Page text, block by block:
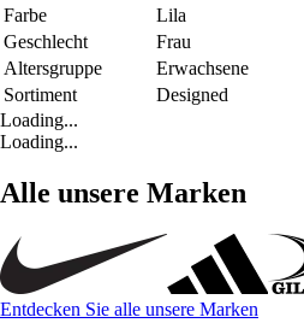
Farbe
Lila
Geschlecht
Frau
Altersgruppe
Erwachsene
Sortiment
Designed
Loading...
Loading...
Alle unsere Marken
Entdecken Sie alle unsere Marken